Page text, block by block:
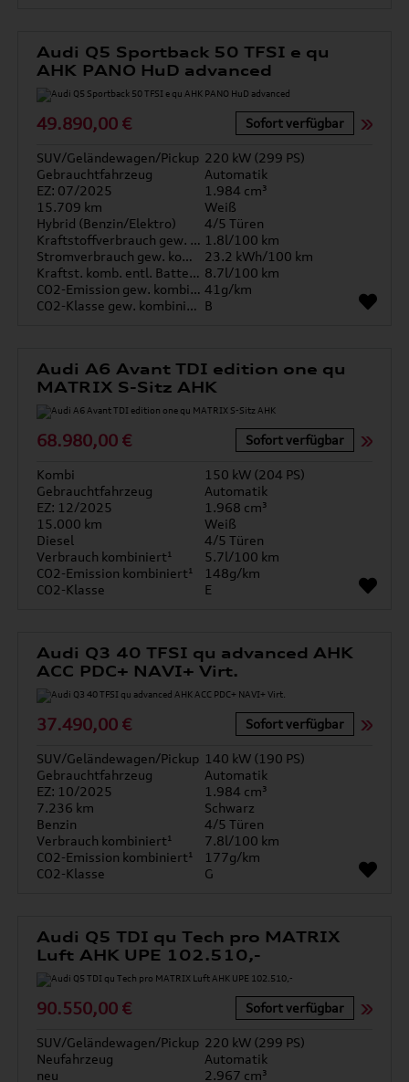
Audi Q5 Sportback 50 TFSI e qu
AHK PANO HuD advanced
49.890,00 € Sofort verfügbar
SUV/Geländewagen/Pickup 220 kW (299 PS)
Gebrauchtfahrzeug
Automatik
EZ: 07/2025
1.984 cm³
15.709 km
Weiß
Hybrid (Benzin/Elektro)
4/5 Türen
Kraftstoffverbrauch gew. kombiniert 1.8l/100 km
Stromverbrauch gew. kombiniert
23.2 kWh/100 km
Kraftst. komb. entl. Batterie 8.7l/100 km
CO2-Emission gew. kombiniert 41g/km
CO2-Klasse gew. kombiniert B
Audi A6 Avant TDI edition one qu
MATRIX S-Sitz AHK
68.980,00 € Sofort verfügbar
Kombi
150 kW (204 PS)
Gebrauchtfahrzeug
Automatik
EZ: 12/2025
1.968 cm³
15.000 km
Weiß
Diesel
4/5 Türen
Verbrauch kombiniert¹
5.7l/100 km
CO2-Emission kombiniert¹
148g/km
CO2-Klasse
E
Audi Q3 40 TFSI qu advanced AHK
ACC PDC+ NAVI+ Virt.
37.490,00 € Sofort verfügbar
SUV/Geländewagen/Pickup 140 kW (190 PS)
Gebrauchtfahrzeug
Automatik
EZ: 10/2025
1.984 cm³
7.236 km
Schwarz
Benzin
4/5 Türen
Verbrauch kombiniert¹
7.8l/100 km
CO2-Emission kombiniert¹
177g/km
CO2-Klasse
G
Audi Q5 TDI qu Tech pro MATRIX
Luft AHK UPE 102.510,-
90.550,00 € Sofort verfügbar
SUV/Geländewagen/Pickup 220 kW (299 PS)
Neufahrzeug
Automatik
neu
2.967 cm³